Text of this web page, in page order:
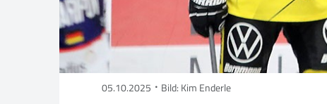
05.10.2025 Bild: Kim Enderle